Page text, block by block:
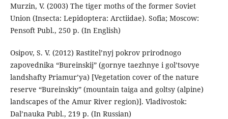
Murzin, V. (2003) The tiger moths of the former Soviet
Union (Insecta: Lepidoptera: Arctiidae). Sofia; Moscow:
Pensoft Publ., 250 p. (In English)
Osipov, S. V. (2012) Rastitel’nyj pokrov prirodnogo
zapovednika “Bureinskij” (gornye taezhnye i gol’tsovye
landshafty Priamur’ya) [Vegetation cover of the nature
reserve “Bureinskiy” (mountain taiga and goltsy (alpine)
landscapes of the Amur River region)]. Vladivostok:
Dal’nauka Publ., 219 p. (In Russian)